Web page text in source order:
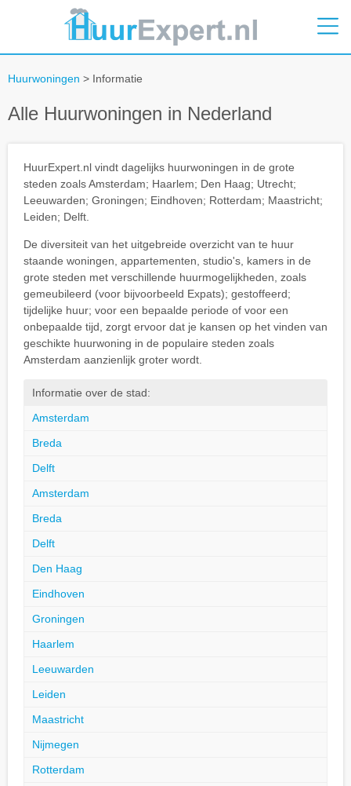
Huurwoningen > Informatie
Alle Huurwoningen in Nederland
HuurExpert.nl vindt dagelijks huurwoningen in de grote
steden zoals Amsterdam; Haarlem; Den Haag; Utrecht;
Leeuwarden; Groningen; Eindhoven; Rotterdam; Maastricht;
Leiden; Delft.
De diversiteit van het uitgebreide overzicht van te huur
staande woningen, appartementen, studio's, kamers in de
grote steden met verschillende huurmogelijkheden, zoals
gemeubileerd (voor bijvoorbeeld Expats); gestoffeerd;
tijdelijke huur; voor een bepaalde periode of voor een
onbepaalde tijd, zorgt ervoor dat je kansen op het vinden van
geschikte huurwoning in de populaire steden zoals
Amsterdam aanzienlijk groter wordt.
Informatie over de stad:
Amsterdam
Breda
Delft
Amsterdam
Breda
Delft
Den Haag
Eindhoven
Groningen
Haarlem
Leeuwarden
Leiden
Maastricht
Nijmegen
Rotterdam